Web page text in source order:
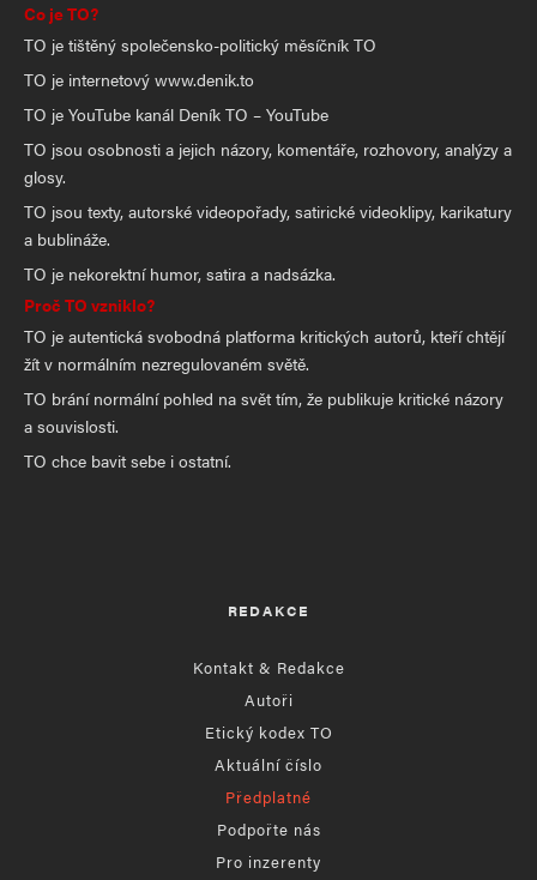
Co je TO?
TO je tištěný společensko-politický měsíčník TO
TO je internetový www.denik.to
TO je YouTube kanál Deník TO – YouTube
TO jsou osobnosti a jejich názory, komentáře, rozhovory, analýzy a
glosy.
TO jsou texty, autorské videopořady, satirické videoklipy, karikatury
a bublináže.
TO je nekorektní humor, satira a nadsázka.
Proč TO vzniklo?
TO je autentická svobodná platforma kritických autorů, kteří chtějí
žít v normálním nezregulovaném světě.
TO brání normální pohled na svět tím, že publikuje kritické názory
a souvislosti.
TO chce bavit sebe i ostatní.
REDAKCE
Kontakt & Redakce
Autoři
Etický kodex TO
Aktuální číslo
Předplatné
Podpořte nás
Pro inzerenty